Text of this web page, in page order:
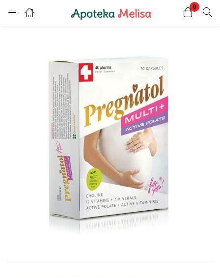
0
Login Register
Enter your username and password to login.
Remember me